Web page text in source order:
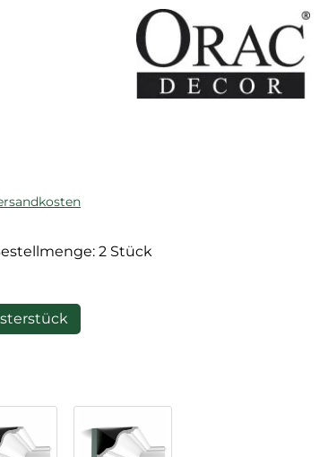
2 Stück